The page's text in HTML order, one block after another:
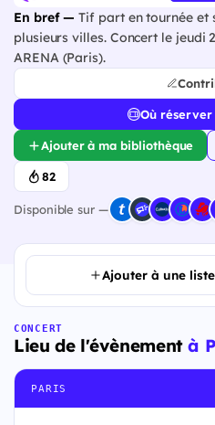
En bref — Tif part en tournée et
plusieurs villes. Concert le jeudi
ARENA (Paris).
Où réserver
Ajouter à ma bibliothèque
82
Disponible sur —
Ajouter à une liste
CONCERT
Lieu de l'évènementà
PARIS